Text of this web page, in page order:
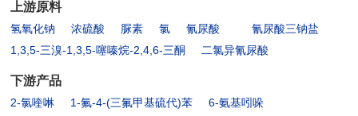
上游原料
氢氧化钠 浓硫酸 脲素 氯 氰尿酸
氰尿酸三钠盐
1,3,5-三溴-1,3,5-噻嗪烷-2,4,6-三酮
二氯异氰尿酸
下游产品
2-氯喹啉 1-氟-4-(三氟甲基硫代)苯
6-氨基吲哚